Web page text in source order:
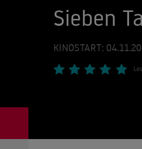
Sieben
KINOSTART: